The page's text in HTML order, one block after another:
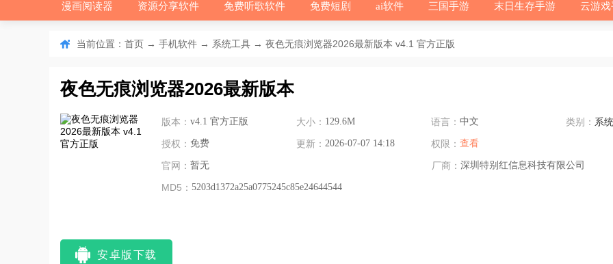
漫画阅读器 资源分享软件 免费听歌软件 免费短剧 ai软件 三国手游 末日生存手游 云游
当前位置： 首页 → 手机软件 → 系统工具 → 夜色无痕浏览器2026最新版本 v4.1 官方正版
夜色无痕浏览器2026最新版本
版本： v4.1 官方正版 大小： 129.6M 语言： 中文 类别： 系
授权： 免费 更新： 2026-07-07 14:18 权限： 查看
官网： 暂无 厂商： 深圳特别红信息科技有限公司
MD5： 5203d1372a25a0775245c85e24644544
安卓版下载